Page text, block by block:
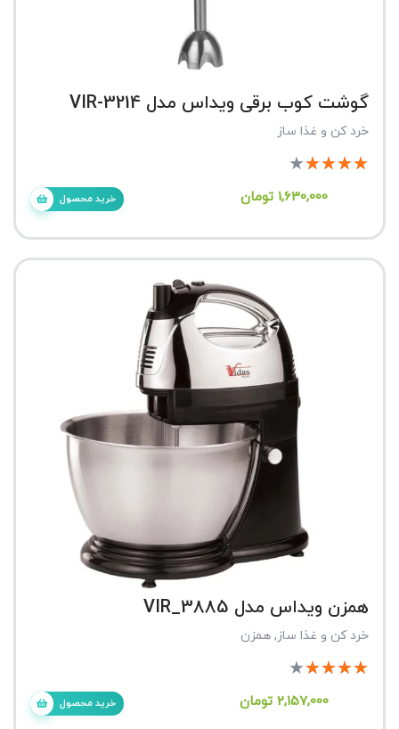
گوشت کوب برقی ویداس مدل VIR-3214
خرد کن و غذا ساز
★
★
★
★
★
1,630,000 تومان خرید محصول
همزن ویداس مدل VIR_3885
خرد کن و غذا ساز, همزن
★
★
★
★
★
2,157,000 تومان خرید محصول